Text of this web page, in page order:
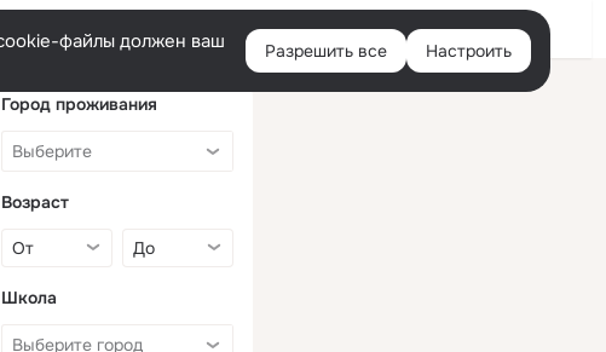
Войти
файлы должен ваш
Разрешить все Настроить
Город проживания
Возраст
Школа